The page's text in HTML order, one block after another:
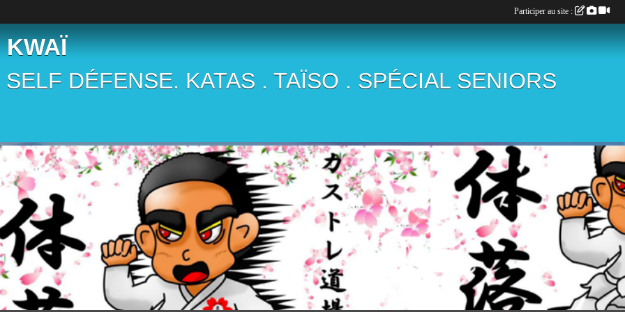
KWAÏ
DÉFENSE. KATAS . TAÏSO . SPÉCIAL SENIORS
Participer au site :